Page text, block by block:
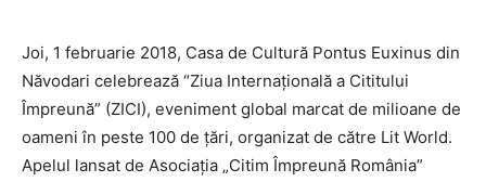
Joi, 1 februarie 2018, Casa de Cultură Pontus Euxinus din
Năvodari celebrează “Ziua Internaţională a Cititului
Împreună” (ZICI), eveniment global marcat de milioane de
oameni în peste 100 de ţări, organizat de către Lit World.
Apelul lansat de Asociaţia „Citim Împreună România”